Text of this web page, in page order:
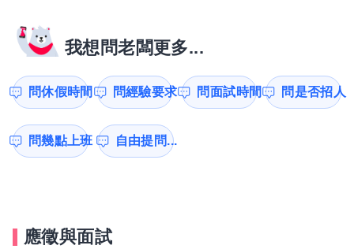
我想問老闆更多...
問休假時間 問經驗要求 問面試時間 問是否招人
問幾點上班 自由提問...
應徵與面試